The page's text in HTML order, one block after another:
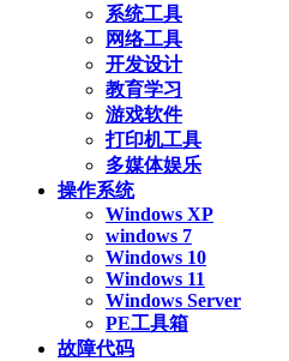
系统工具
网络工具
开发设计
教育学习
游戏软件
打印机工具
多媒体娱乐
操作系统
Windows XP
windows 7
Windows 10
Windows 11
Windows Server
PE工具箱
故障代码